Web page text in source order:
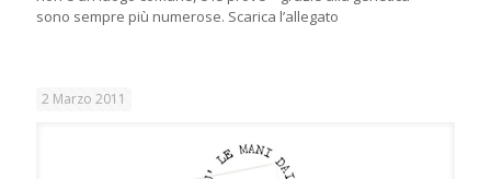
sono sempre più numerose. Scarica l’allegato
2 Marzo 2011